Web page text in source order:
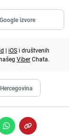
izvore
| iOS i društvenih
ViberChata.